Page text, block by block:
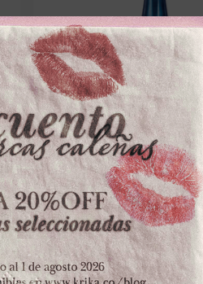
MASGLO
ESMALTE MASGLOx13.5ml
$ 9300, －